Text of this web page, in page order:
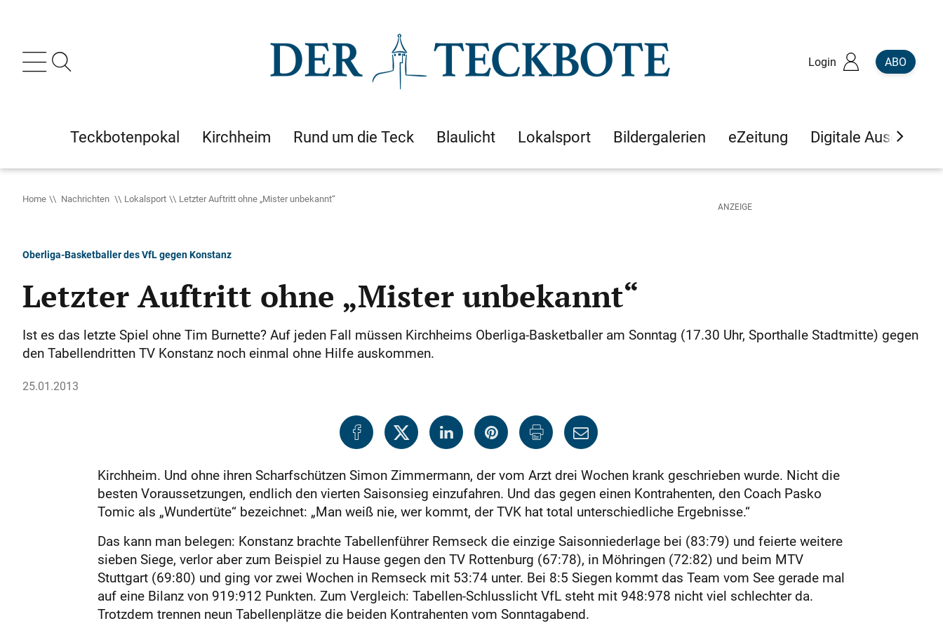
Login ABO
Teckbotenpokal Kirchheim Rund um die Teck Blaulicht Lokalsport Bildergalerien eZeitung Digitale Ausgaben
Home Nachrichten Lokalsport Letzter Auftritt ohne „Mister unbekannt“
Oberliga-Basketballer des VfL gegen Konstanz
Letzter Auftritt ohne „Mister unbekannt“
Ist es das letzte Spiel ohne Tim Burnette? Auf jeden Fall müssen Kirchheims Oberliga-Basketballer am Sonntag (17.30 Uhr, Sporthalle Stadtmitte) gegen
den Tabellendritten TV ­Konstanz noch einmal ohne ­Hilfe auskommen.
25.01.2013
Kirchheim. Und ohne ihren Scharfschützen Simon Zimmermann, der vom Arzt drei Wochen krank geschrieben wurde. Nicht die
besten Voraussetzungen, endlich den vierten Saisonsieg einzufahren. Und das gegen einen Kontrahenten, den Coach Pasko
Tomic als „Wundertüte“ bezeichnet: „Man weiß nie, wer kommt, der TVK hat total unterschiedliche Ergebnisse.“
Das kann man belegen: Konstanz brachte Tabellenführer Remseck die einzige Saisonniederlage bei (83:79) und feierte weitere
sieben Siege, verlor aber zum Beispiel zu Hause gegen den TV Rottenburg (67:78), in Möhringen (72:82) und beim MTV
Stuttgart (69:80) und ging vor zwei Wochen in Remseck mit 53:74 unter. Bei 8:5 Siegen kommt das Team vom See gerade mal
auf eine Bilanz von 919:912 Punkten. Zum Vergleich: Tabellen-Schlusslicht VfL steht mit 948:978 nicht viel schlechter da.
Trotzdem trennen neun Tabellenplätze die beiden Kontrahenten vom Sonntagabend.